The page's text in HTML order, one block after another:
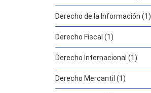
Derecho de la Información (1)
Derecho Fiscal (1)
Derecho Internacional (1)
Derecho Mercantil (1)